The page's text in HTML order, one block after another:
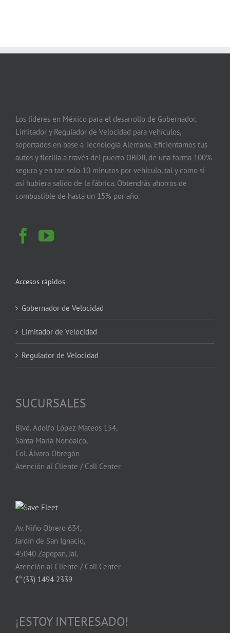
Los líderes en México para el desarrollo de Gobernador,
Limitador y Regulador de Velocidad para vehículos,
soportados en base a Tecnología Alemana. Eficientamos tus
autos y flotilla a través del puerto OBDII, de una forma 100%
segura y en tan solo 10 minutos por vehículo, tal y como si
así hubiera salido de la fábrica. Obtendrás ahorros de
combustible de hasta un 15% por año.
Accesos rápidos
Gobernador de Velocidad
Limitador de Velocidad
Regulador de Velocidad
SUCURSALES
Blvd. Adolfo López Mateos 154,
Santa María Nonoalco,
Col. Álvaro Obregón
Atención al Cliente / Call Center
Av. Niño Obrero 634,
Jardín de San Ignacio,
45040 Zapopan, Jal.
Atención al Cliente / Call Center
(33) 1494 2339
¡ESTOY INTERESADO!